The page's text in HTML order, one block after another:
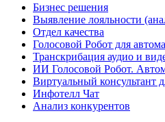
Бизнес решения
Выявление лояльности
Отдел качества
Голосовой Робот для
Транскрибация аудио и
ИИ Голосовой Робот.
Виртуальный консультант
Инфотелл Чат
Анализ конкурентов